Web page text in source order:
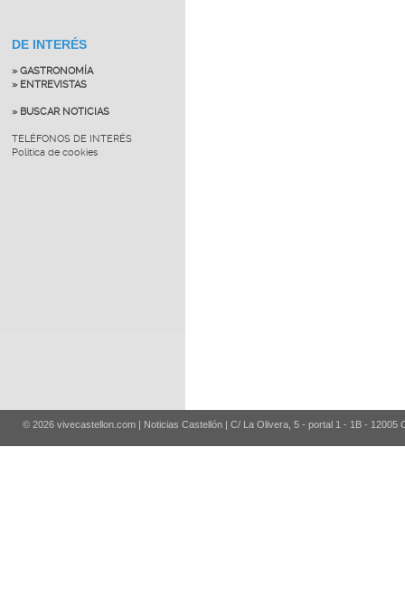
DE INTERÉS
» GASTRONOMÍA
» ENTREVISTAS
» BUSCAR NOTICIAS
TELÉFONOS DE INTERÉS
Política de cookies
© 2026 vivecastellon.com | Noticias Castellón | C/ La Olivera, 5 - portal 1 - 1B - 12005